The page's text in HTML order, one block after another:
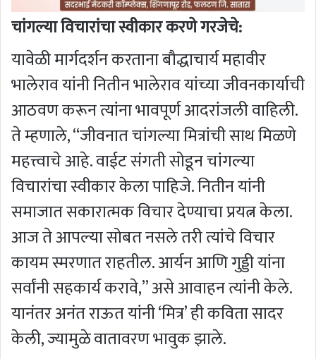
चांगल्या विचारांचा स्वीकार करणे गरजेचे:
यावेळी मार्गदर्शन करताना बौद्धाचार्य महावीर
भालेराव यांनी नितीन भालेराव यांच्या जीवनकार्याची
आठवण करून त्यांना भावपूर्ण आदरांजली वाहिली.
ते म्हणाले, “जीवनात चांगल्या मित्रांची साथ मिळणे
महत्त्वाचे आहे. वाईट संगती सोडून चांगल्या
विचारांचा स्वीकार केला पाहिजे. नितीन यांनी
समाजात सकारात्मक विचार देण्याचा प्रयत्न केला.
आज ते आपल्या सोबत नसले तरी त्यांचे विचार
कायम स्मरणात राहतील. आर्यन आणि गुड्डी यांना
सर्वांनी सहकार्य करावे,” असे आवाहन त्यांनी केले.
यानंतर अनंत राऊत यांनी ‘मित्र’ ही कविता सादर
केली, ज्यामुळे वातावरण भावुक झाले.